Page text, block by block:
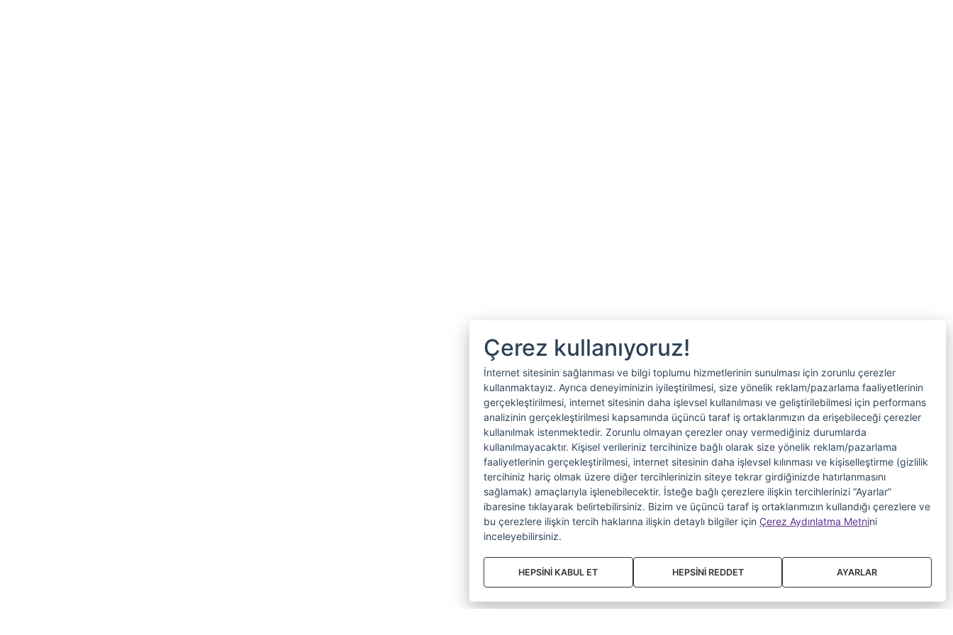
Çerez kullanıyoruz!
İnternet sitesinin sağlanması ve bilgi toplumu hizmetlerinin sunulması için zorunlu çerezler
kullanmaktayız. Ayrıca deneyiminizin iyileştirilmesi, size yönelik reklam/pazarlama faaliyetlerinin
gerçekleştirilmesi, internet sitesinin daha işlevsel kullanılması ve geliştirilebilmesi için performans
analizinin gerçekleştirilmesi kapsamında üçüncü taraf iş ortaklarımızın da erişebileceği çerezler
kullanılmak istenmektedir. Zorunlu olmayan çerezler onay vermediğiniz durumlarda
kullanılmayacaktır. Kişisel verileriniz tercihinize bağlı olarak size yönelik reklam/pazarlama
faaliyetlerinin gerçekleştirilmesi, internet sitesinin daha işlevsel kılınması ve kişiselleştirme (gizlilik
tercihiniz hariç olmak üzere diğer tercihlerinizin siteye tekrar girdiğinizde hatırlanmasını
sağlamak) amaçlarıyla işlenebilecektir. İsteğe bağlı çerezlere ilişkin tercihlerinizi “Ayarlar”
ibaresine tıklayarak belirtebilirsiniz. Bizim ve üçüncü taraf iş ortaklarımızın kullandığı çerezlere ve
bu çerezlere ilişkin tercih haklarına ilişkin detaylı bilgiler için Çerez Aydınlatma Metnini
inceleyebilirsiniz.
HEPSİNİ KABUL ET HEPSİNİ REDDET AYARLAR